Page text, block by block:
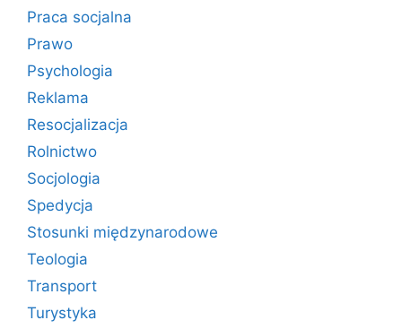
Praca socjalna
Prawo
Psychologia
Reklama
Resocjalizacja
Rolnictwo
Socjologia
Spedycja
Stosunki międzynarodowe
Teologia
Transport
Turystyka